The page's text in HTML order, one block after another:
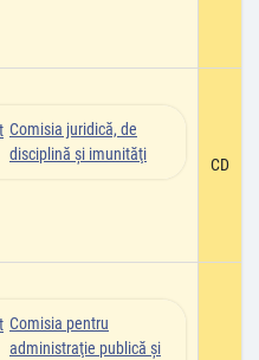
Comisia juridică, de
disciplină şi imunităţi
CD
Comisia pentru
administraţie publică şi